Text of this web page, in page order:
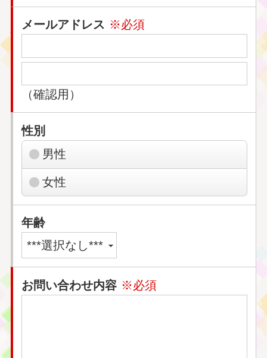
メールアドレス ※必須
（確認用）
性別
男性
女性
年齢
お問い合わせ内容 ※必須